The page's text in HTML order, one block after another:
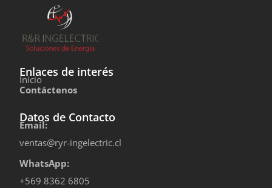
Enlaces de interés
Inicio
Contáctenos
Datos de Contacto
Email:
ventas@ryr-ingelectric.cl
WhatsApp:
+569 8362 6805